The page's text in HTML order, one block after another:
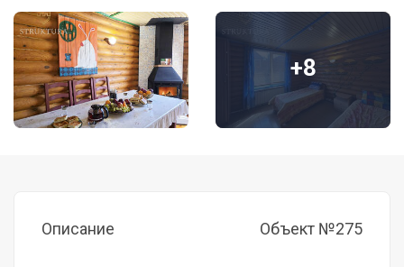
+8
Описание Объект №275